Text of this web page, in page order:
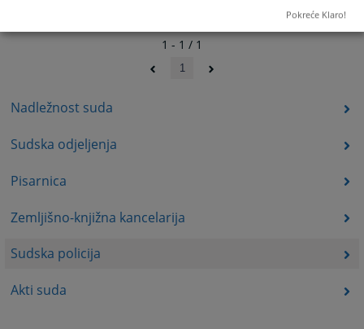
Nadležnost suda
Sudska odjeljenja
Pisarnica
Zemljišno-knjižna kancelarija
Sudska policija
Akti suda
1 - 1 / 1
1
Pokreće Klaro!